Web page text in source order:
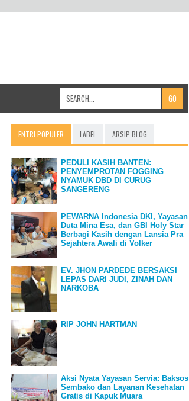
ENTRI POPULER LABEL ARSIP BLOG
PEDULI KASIH BANTEN:
PENYEMPROTAN FOGGING
NYAMUK DBD DI CURUG
SANGERENG
PEWARNA Indonesia DKI, Yayasan
Duta Mina Esa, dan GBI Holy Star
Berbagi Kasih dengan Lansia Pra
Sejahtera Awali di Volker
EV. JHON PARDEDE BERSAKSI
LEPAS DARI JUDI, ZINAH DAN
NARKOBA
RIP JOHN HARTMAN
Aksi Nyata Yayasan Servia: Baksos
Sembako dan Layanan Kesehatan
Gratis di Kapuk Muara